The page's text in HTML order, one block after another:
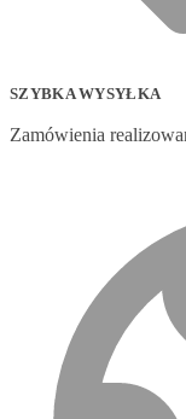
SZYBKA WYSYŁKA
Zamówienia